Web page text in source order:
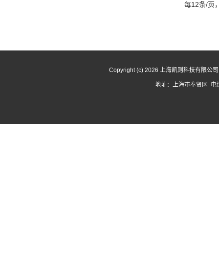
每12条/页
Copyright (c) 2026 上海凯则科技有限公
地址：上海市奉贤区